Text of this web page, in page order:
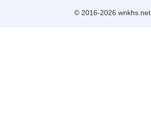
© 2016-2026 wnkhs.net.